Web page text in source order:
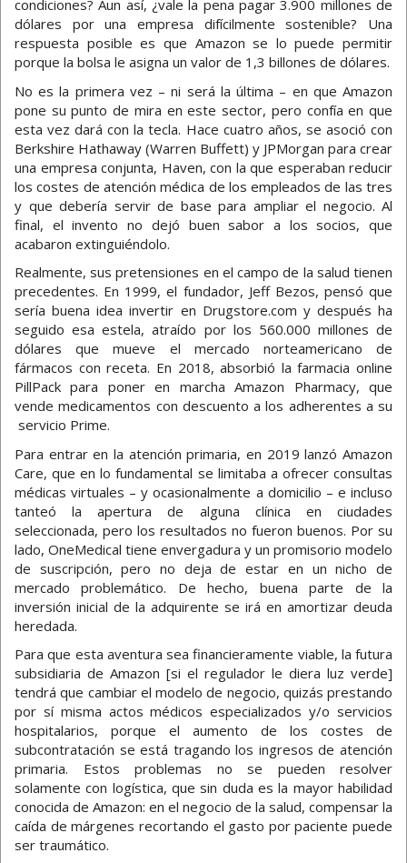
condiciones? Aun así, ¿vale la pena pagar 3.900 millones de
dólares por una empresa difícilmente sostenible? Una
respuesta posible es que Amazon se lo puede permitir
porque la bolsa le asigna un valor de 1,3 billones de dólares.
No es la primera vez – ni será la última – en que Amazon
pone su punto de mira en este sector, pero confía en que
esta vez dará con la tecla. Hace cuatro años, se asoció con
Berkshire Hathaway (Warren Buffett) y JPMorgan para crear
una empresa conjunta, Haven, con la que esperaban reducir
los costes de atención médica de los empleados de las tres
y que debería servir de base para ampliar el negocio. Al
final, el invento no dejó buen sabor a los socios, que
acabaron extinguiéndolo.
Realmente, sus pretensiones en el campo de la salud tienen
precedentes. En 1999, el fundador, Jeff Bezos, pensó que
sería buena idea invertir en Drugstore.com y después ha
seguido esa estela, atraído por los 560.000 millones de
dólares que mueve el mercado norteamericano de
fármacos con receta. En 2018, absorbió la farmacia online
PillPack para poner en marcha Amazon Pharmacy, que
vende medicamentos con descuento a los adherentes a su
servicio Prime.
Para entrar en la atención primaria, en 2019 lanzó Amazon
Care, que en lo fundamental se limitaba a ofrecer consultas
médicas virtuales – y ocasionalmente a domicilio – e incluso
tanteó la apertura de alguna clínica en ciudades
seleccionada, pero los resultados no fueron buenos. Por su
lado, OneMedical tiene envergadura y un promisorio modelo
de suscripción, pero no deja de estar en un nicho de
mercado problemático. De hecho, buena parte de la
inversión inicial de la adquirente se irá en amortizar deuda
heredada.
Para que esta aventura sea financieramente viable, la futura
subsidiaria de Amazon [si el regulador le diera luz verde]
tendrá que cambiar el modelo de negocio, quizás prestando
por sí misma actos médicos especializados y/o servicios
hospitalarios, porque el aumento de los costes de
subcontratación se está tragando los ingresos de atención
primaria. Estos problemas no se pueden resolver
solamente con logística, que sin duda es la mayor habilidad
conocida de Amazon: en el negocio de la salud, compensar la
caída de márgenes recortando el gasto por paciente puede
ser traumático.